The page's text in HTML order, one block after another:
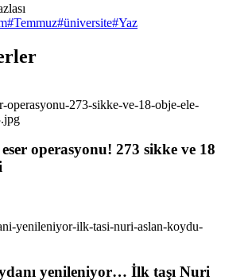
#Temmuz#üniversite#Yaz
operasyonu! 273 sikke ve 18
yenileniyor… İlk taşı Nuri